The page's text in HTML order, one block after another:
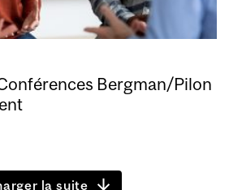
Bergman/Pilon
la suite